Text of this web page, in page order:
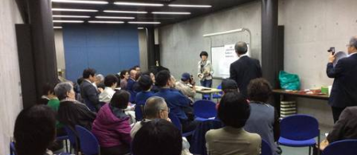
を
開
く